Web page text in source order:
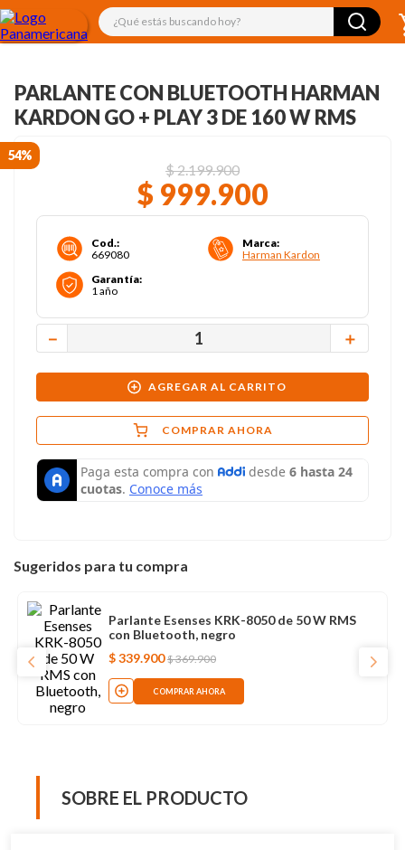
¿Qué estás buscando hoy?
PARLANTE CON BLUETOOTH HARMAN
KARDON GO + PLAY 3 DE 160 W RMS
54%
$2.199.900
$ 999.900
Cod.:
669080
Marca:
Harman Kardon
Garantía:
1 año
＋
－
AGREGAR AL CARRITO
COMPRAR AHORA
Sugeridos para tu compra
Parlante Esenses KRK-8050 de 50 W RMS
con Bluetooth, negro
$339.900 $369.900
COMPRAR AHORA
SOBRE EL PRODUCTO